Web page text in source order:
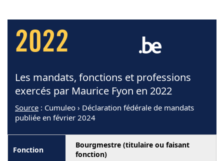
2022
Les mandats, fonctions et professions
exercés par Maurice Fyon en 2022
Source : Cumuleo › Déclaration fédérale de mandats
publiée en février 2024
Bourgmestre (titulaire ou faisant
fonction)